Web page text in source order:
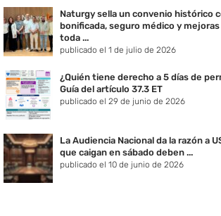
Naturgy sella un convenio histórico
bonificada, seguro médico y mejoras
toda ...
publicado el 1 de julio de 2026
¿Quién tiene derecho a 5 días de
Guía del artículo 37.3 ET
publicado el 29 de junio de 2026
La Audiencia Nacional da la razón a
que caigan en sábado deben ...
publicado el 10 de junio de 2026